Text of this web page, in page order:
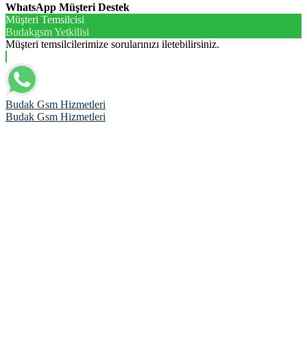
WhatsApp Müşteri Destek
Müşteri Temsilcisi
Budakgsm Yetkilisi
Müşteri temsilcilerimize sorularınızı iletebilirsiniz.
Budak Gsm Hizmetleri
Budak Gsm Hizmetleri